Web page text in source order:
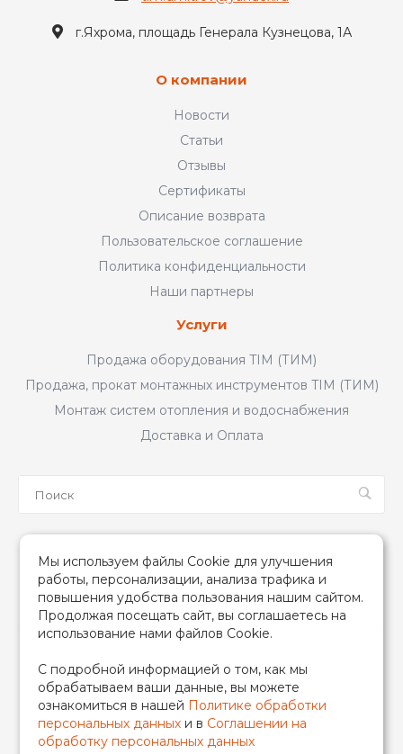
г.Яхрома, площадь Генерала Кузнецова, 1А
О компании
Новости
Статьи
Отзывы
Сертификаты
Описание возврата
Пользовательское соглашение
Политика конфиденциальности
Наши партнеры
Услуги
Продажа оборудования TIM (ТИМ)
Продажа, прокат монтажных инструментов TIM (ТИМ)
Монтаж систем отопления и водоснабжения
Доставка и Оплата
2026 © TIM (ТИМ) Инженерная сантехника, Все права
защищены
ИП Гончаренко Надежда Николаевна
500708528433/319500700011740
Мы используем файлы Cookie для улучшения
работы, персонализации, анализа трафика и
повышения удобства пользования нашим сайтом.
Продолжая посещать сайт, вы соглашаетесь на
использование нами файлов Cookie.
С подробной информацией о том, как мы
обрабатываем ваши данные, вы можете
ознакомиться в нашей Политике обработки
персональных данных и в Соглашении на
обработку персональных данных